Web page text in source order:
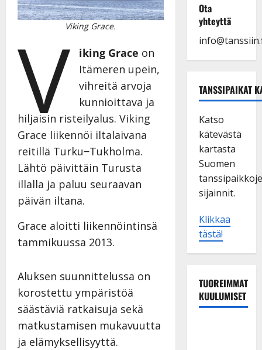
Viking Grace.
V iking Grace on
Itämeren upein,
vihreitä arvoja
kunnioittava ja
hiljaisin risteilyalus. Viking
Grace liikennöi iltalaivana
reitillä Turku‒Tukholma.
Lähtö päivittäin Turusta
illalla ja paluu seuraavan
päivän iltana.
Grace aloitti liikennöintinsä
tammikuussa 2013.
Aluksen suunnittelussa on
korostettu ympäristöä
säästäviä ratkaisuja sekä
matkustamisen mukavuutta
ja elämyksellisyyttä.
Ota
yhteyttä
TANSSIPAIKAT
Katso
kätevästä
kartasta
Suomen
sijainnit.
Klikkaa
tästä!
TUOREIMMAT
KUULUMISET